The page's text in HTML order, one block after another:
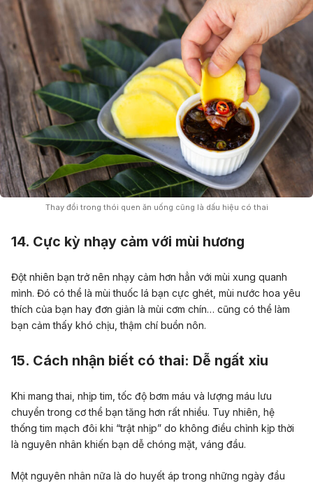
Thay đổi trong thói quen ăn uống cũng là dấu hiệu có thai
14. Cực kỳ nhạy cảm với mùi hương
Đột nhiên bạn trở nên nhạy cảm hơn hẳn với mùi xung quanh
mình. Đó có thể là mùi thuốc lá bạn cực ghét, mùi nước hoa yêu
thích của bạn hay đơn giản là mùi cơm chín… cũng có thể làm
bạn cảm thấy khó chịu, thậm chí buồn nôn.
15. Cách nhận biết có thai: Dễ ngất xỉu
Khi mang thai, nhịp tim, tốc độ bơm máu và lượng máu lưu
chuyển trong cơ thể bạn tăng hơn rất nhiều. Tuy nhiên, hệ
thống tim mạch đôi khi “trật nhịp” do không điều chỉnh kịp thời
là nguyên nhân khiến bạn dễ chóng mặt, váng đầu.
Một nguyên nhân nữa là do huyết áp trong những ngày đầu